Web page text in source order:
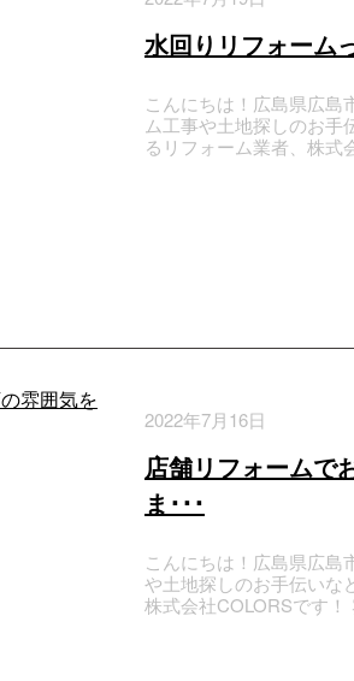
水回りリフォーム
こんにちは！広島県広
ム工事や土地探しのお手
るリフォーム業者、株式
2022年7月16日
店舗リフォームで
ま･･･
こんにちは！広島県広
や土地探しのお手伝いな
株式会社COLORSです